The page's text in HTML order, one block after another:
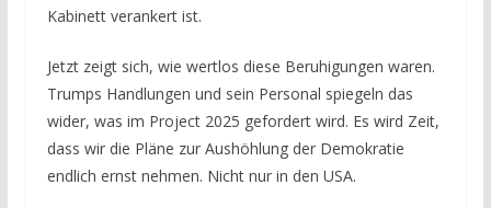
Kabinett verankert ist.
Jetzt zeigt sich, wie wertlos diese Beruhigungen waren.
Trumps Handlungen und sein Personal spiegeln das
wider, was im Project 2025 gefordert wird. Es wird Zeit,
dass wir die Pläne zur Aushöhlung der Demokratie
endlich ernst nehmen. Nicht nur in den USA.